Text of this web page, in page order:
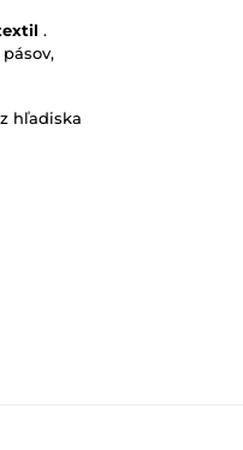
.
hľadiska